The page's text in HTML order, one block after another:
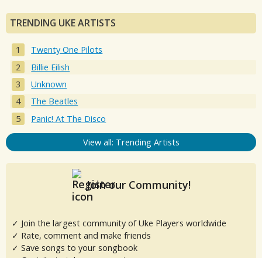
TRENDING UKE ARTISTS
Twenty One Pilots
Billie Eilish
Unknown
The Beatles
Panic! At The Disco
View all: Trending Artists
Join our Community!
✓ Join the largest community of Uke Players worldwide
✓ Rate, comment and make friends
✓ Save songs to your songbook